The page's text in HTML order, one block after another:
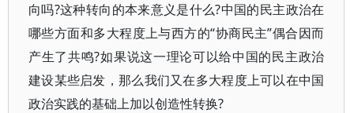
向吗?这种转向的本来意义是什么?中国的民主政治在
哪些方面和多大程度上与西方的“协商民主”偶合因而
产生了共鸣?如果说这一理论可以给中国的民主政治
建设某些启发，那么我们又在多大程度上可以在中国
政治实践的基础上加以创造性转换?